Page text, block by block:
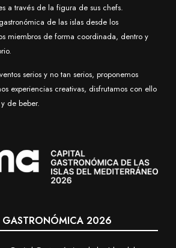
a través de la figura de sus chefs.
de las islas desde los
miembros de forma coordinada, dentro y
serios y no tan serios, proponemos
experiencias creativas, disfrutamos con ello
de beber.
GASTRONÓMICA 2026